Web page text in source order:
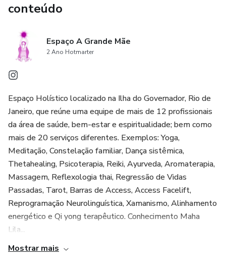
financeiras.
Não perca a oportunidade de adquirir este valioso recurso
que oferece uma perspectiva única sobre as finanças à luz
dos ensinamentos bíblicos. Aproveite essa jornada
transformadora em direção a uma vida de equilíbrio,
conteúdo
Espaço A Grande Mãe
2 Ano Hotmarter
Espaço Holístico localizado na Ilha do Governador, Rio de
Janeiro, que reúne uma equipe de mais de 12 profissionais
da área de saúde, bem-estar e espiritualidade; bem como
mais de 20 serviços diferentes. Exemplos: Yoga,
Meditação, Constelação familiar, Dança sistêmica,
Thetahealing, Psicoterapia, Reiki, Ayurveda, Aromaterapia,
Massagem, Reflexologia thai, Regressão de Vidas
Passadas, Tarot, Barras de Access, Access Facelift,
Reprogramação Neurolinguística, Xamanismo, Alinhamento
energético e Qi yong terapêutico. Conhecimento Maha
Lila...
Mostrar mais